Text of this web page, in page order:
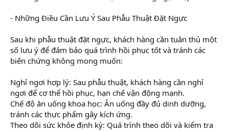
- Những Điều Cần Lưu Ý Sau Phẫu Thuật Đặt Ngực
Sau khi phẫu thuật đặt ngực, khách hàng cần tuân thủ một
số lưu ý để đảm bảo quá trình hồi phục tốt và tránh các
biến chứng không mong muốn:
Nghỉ ngơi hợp lý: Sau phẫu thuật, khách hàng cần nghỉ
ngơi để cơ thể hồi phục, hạn chế vận động mạnh.
Chế độ ăn uống khoa học: Ăn uống đầy đủ dinh dưỡng,
tránh các thực phẩm gây kích ứng.
Theo dõi sức khỏe định kỳ: Quá trình theo dõi và kiểm tra